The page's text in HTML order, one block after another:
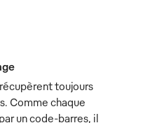
toujours
Comme chaque
un code-barres, il